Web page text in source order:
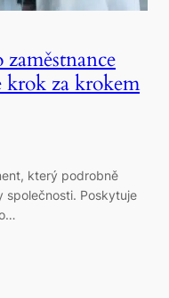
za krokem
který podrobně
společnosti. Poskytuje